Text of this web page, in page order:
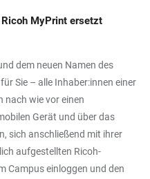
MyPrint ersetzt
dem neuen Namen des
Sie – alle Inhaber:innen einer
nach wie vor einen
Gerät und über das
sich anschließend mit ihrer
aufgestellten Ricoh-
Campus einloggen und den